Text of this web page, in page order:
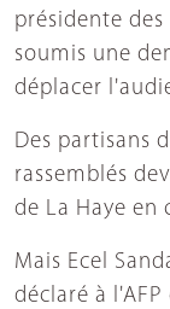
présidente
soumis une
déplacer
Des partisans
rassemblés
de La Haye en
Mais Ecel
déclaré à